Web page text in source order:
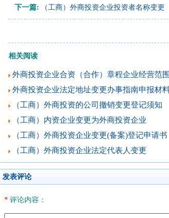
下一篇:
（工商）外商投资企业投资者名称变更
相关阅读
外商投资企业合资（合作）章程企业经营范
外商投资企业法定地址变更办事指南申报材
（工商）外商投资的公司撤销变更登记须知
（工商）内资企业变更为外商投资企业
（工商）外商投资企业变更(备案)登记申请书
（工商）外商投资企业法定代表人变更
发表评论
*评论内容：